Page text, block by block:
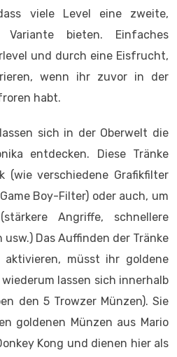
viele Level eine zweite,
Variante bieten. Einfaches
und durch eine Eisfrucht,
wenn ihr zuvor in der
habt.
sich in der Oberwelt die
entdecken. Diese Tränke
(wie verschiedene Grafikfilter
Boy-Filter) oder auch, um
Angriffe, schnellere
Das Auffinden der Tränke
müsst ihr goldene
lassen sich innerhalb
den 5 Trowzer Münzen). Sie
goldenen Münzen aus Mario
Kong und dienen hier als